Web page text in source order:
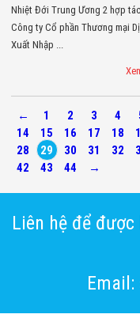
Nhiệt Đới Trung Ương 2 hợp
Công ty Cổ phần Thương mại
Xuất Nhập ...
← 1 2 3 4
14
15 16 17 18
28
29 30 31 32
42
43 44 →
Liên hệ để
Email: